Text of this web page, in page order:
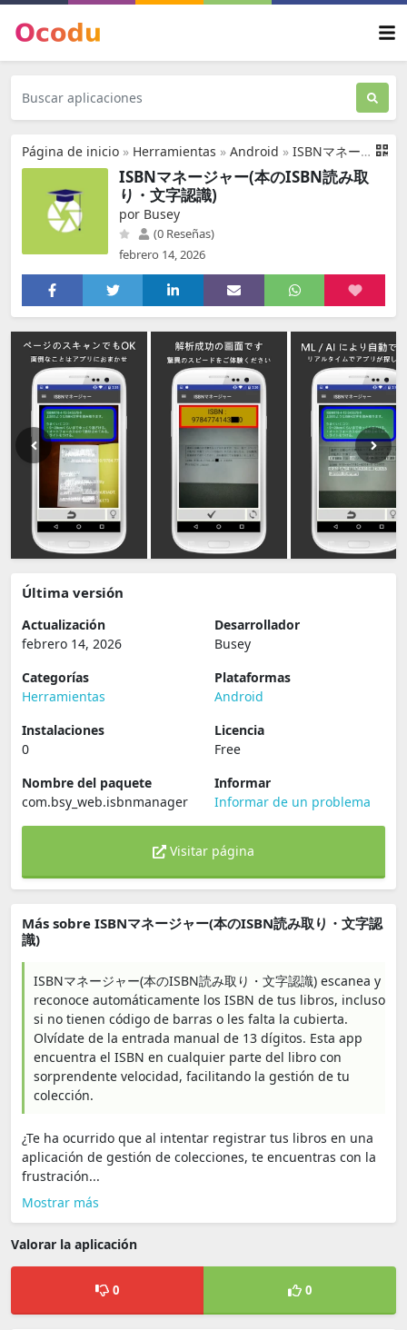
Página de inicio » Herramientas » Android » ISBNマネージャー(本のISBN読み取り・文字認識)
ISBNマネージャー(本のISBN読み取
り・文字認識)
por Busey
(0 Reseñas)
febrero 14, 2026
Última versión
Actualización
febrero 14, 2026
Desarrollador
Busey
Categorías
Herramientas
Plataformas
Android
Instalaciones
0
Licencia
Free
Nombre del paquete
com.bsy_web.isbnmanager
Informar
Informar de un problema
Visitar página
Más sobre ISBNマネージャー(本のISBN読み取り・文字認
識)
ISBNマネージャー(本のISBN読み取り・文字認識) escanea y
reconoce automáticamente los ISBN de tus libros, incluso
si no tienen código de barras o les falta la cubierta.
Olvídate de la entrada manual de 13 dígitos. Esta app
encuentra el ISBN en cualquier parte del libro con
sorprendente velocidad, facilitando la gestión de tu
colección.
¿Te ha ocurrido que al intentar registrar tus libros en una
aplicación de gestión de colecciones, te encuentras con la
frustración...
Mostrar más
Valorar la aplicación
0 0